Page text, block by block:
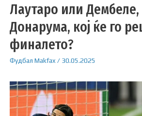
Лаутаро или
Донарума, кој ќе го
финалето?
Фудбал Makfax/ 30.05.2025